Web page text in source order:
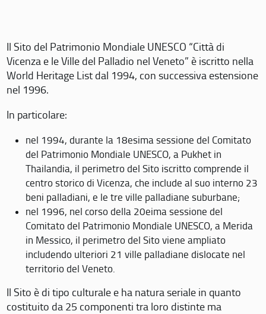
Il Sito del Patrimonio Mondiale UNESCO “Città di
Vicenza e le Ville del Palladio nel Veneto” è iscritto nella
World Heritage List dal 1994, con successiva estensione
nel 1996.
In particolare:
nel 1994, durante la 18esima sessione del Comitato
del Patrimonio Mondiale UNESCO, a Pukhet in
Thailandia, il perimetro del Sito iscritto comprende il
centro storico di Vicenza, che include al suo interno 23
beni palladiani, e le tre ville palladiane suburbane;
nel 1996, nel corso della 20eima sessione del
Comitato del Patrimonio Mondiale UNESCO, a Merida
in Messico, il perimetro del Sito viene ampliato
includendo ulteriori 21 ville palladiane dislocate nel
territorio del Veneto.
Il Sito è di tipo culturale e ha natura seriale in quanto
costituito da 25 componenti tra loro distinte ma